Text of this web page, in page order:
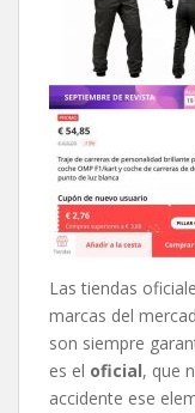
Las tiendas
marcas del
son siempre
es el oficial, que
accidente ese